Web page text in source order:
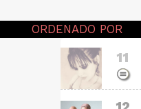
ORDENADO POR
11